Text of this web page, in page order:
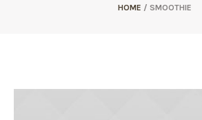
HOME / SMOOTHIE